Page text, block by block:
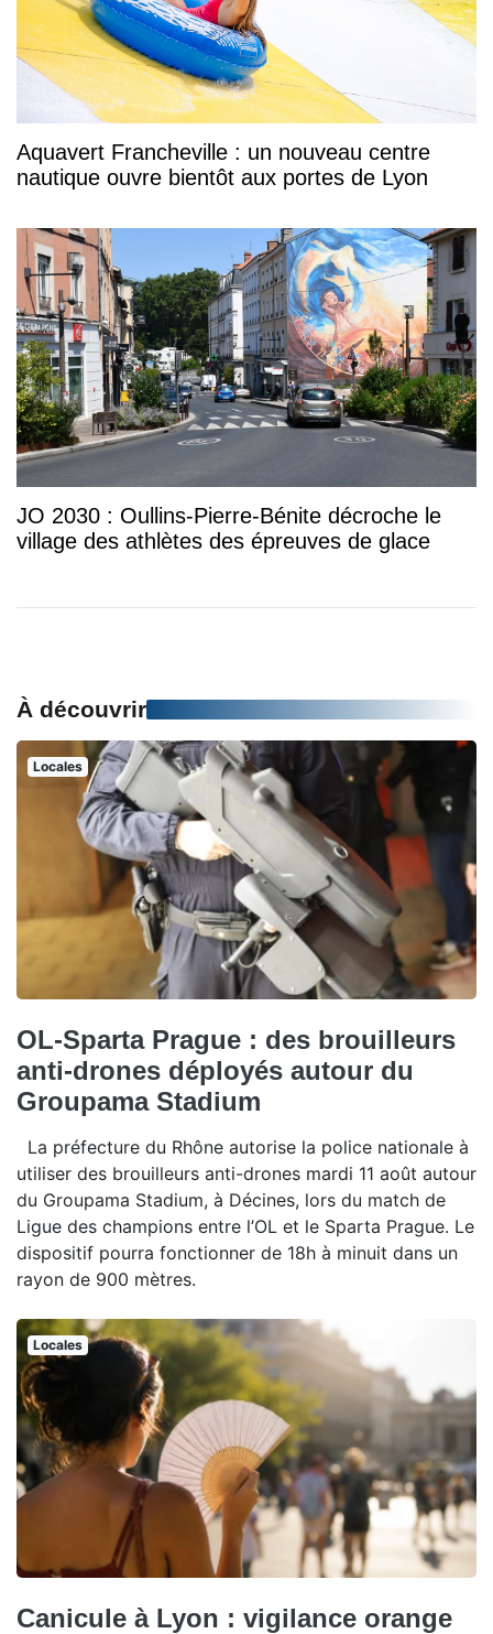
Aquavert Francheville : un nouveau centre
nautique ouvre bientôt aux portes de Lyon
JO 2030 : Oullins-Pierre-Bénite décroche le
village des athlètes des épreuves de glace
À découvrir
Locales
OL-Sparta Prague : des brouilleurs
anti-drones déployés autour du
Groupama Stadium
La préfecture du Rhône autorise la police nationale à
utiliser des brouilleurs anti-drones mardi 11 août autour
du Groupama Stadium, à Décines, lors du match de
Ligue des champions entre l’OL et le Sparta Prague. Le
dispositif pourra fonctionner de 18h à minuit dans un
rayon de 900 mètres.
Locales
Canicule à Lyon : vigilance orange